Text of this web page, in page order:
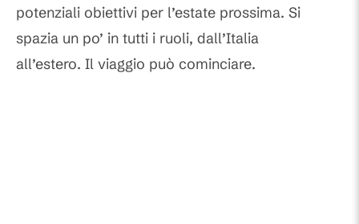
potenziali obiettivi per l’estate prossima. Si
spazia un po’ in tutti i ruoli, dall’Italia
all’estero. Il viaggio può cominciare.